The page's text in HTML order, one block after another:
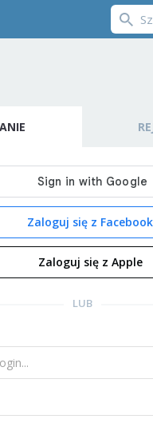
Zaloguj się z Facebook
Zaloguj się z Apple
LUB